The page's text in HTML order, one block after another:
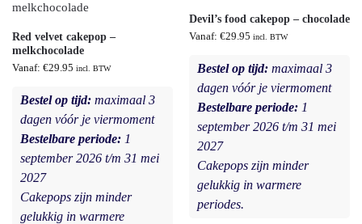
Red velvet cakepop –
melkchocolade
Vanaf: €29.95 incl. BTW
Bestel op tijd: maximaal 3
dagen vóór je viermoment
Bestelbare periode: 1
september 2026 t/m 31 mei
2027
Cakepops zijn minder
gelukkig in warmere
Devil’s food cakepop – chocolade
Vanaf: €29.95 incl. BTW
Bestel op tijd: maximaal 3
dagen vóór je viermoment
Bestelbare periode: 1
september 2026 t/m 31 mei
2027
Cakepops zijn minder
gelukkig in warmere
periodes.